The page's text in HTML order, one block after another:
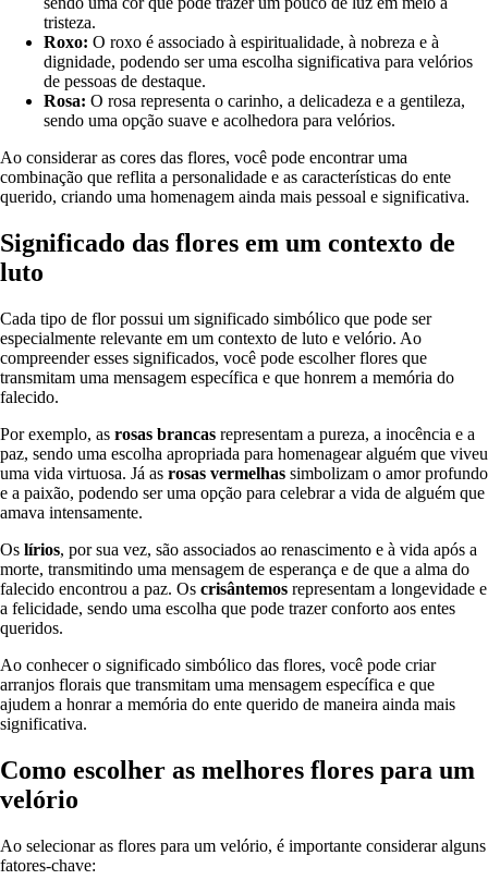
tristeza.
Roxo: O roxo é associado à espiritualidade, à nobreza e à
dignidade, podendo ser uma escolha significativa para velórios
de pessoas de destaque.
Rosa: O rosa representa o carinho, a delicadeza e a gentileza,
sendo uma opção suave e acolhedora para velórios.
Ao considerar as cores das flores, você pode encontrar uma
combinação que reflita a personalidade e as características do ente
querido, criando uma homenagem ainda mais pessoal e significativa.
Significado das flores em um contexto de
luto
Cada tipo de flor possui um significado simbólico que pode ser
especialmente relevante em um contexto de luto e velório. Ao
compreender esses significados, você pode escolher flores que
transmitam uma mensagem específica e que honrem a memória do
falecido.
Por exemplo, as rosas brancas representam a pureza, a inocência e a
paz, sendo uma escolha apropriada para homenagear alguém que viveu
uma vida virtuosa. Já as rosas vermelhas simbolizam o amor profundo
e a paixão, podendo ser uma opção para celebrar a vida de alguém que
amava intensamente.
Os lírios, por sua vez, são associados ao renascimento e à vida após a
morte, transmitindo uma mensagem de esperança e de que a alma do
falecido encontrou a paz. Os crisântemos representam a longevidade e
a felicidade, sendo uma escolha que pode trazer conforto aos entes
queridos.
Ao conhecer o significado simbólico das flores, você pode criar
arranjos florais que transmitam uma mensagem específica e que
ajudem a honrar a memória do ente querido de maneira ainda mais
significativa.
Como escolher as melhores flores para um
velório
Ao selecionar as flores para um velório, é importante considerar alguns
fatores-chave: